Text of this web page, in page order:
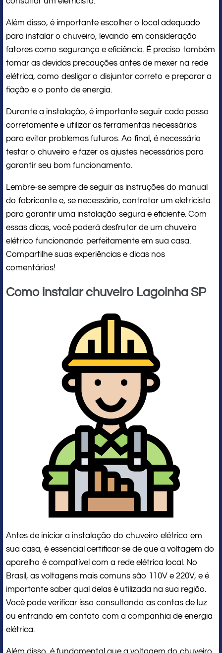
Além disso, é importante escolher o local adequado
para instalar o chuveiro, levando em consideração
fatores como segurança e eficiência. É preciso também
tomar as devidas precauções antes de mexer na rede
elétrica, como desligar o disjuntor correto e preparar a
fiação e o ponto de energia.
Durante a instalação, é importante seguir cada passo
corretamente e utilizar as ferramentas necessárias
para evitar problemas futuros. Ao final, é necessário
testar o chuveiro e fazer os ajustes necessários para
garantir seu bom funcionamento.
Lembre-se sempre de seguir as instruções do manual
do fabricante e, se necessário, contratar um eletricista
para garantir uma instalação segura e eficiente. Com
essas dicas, você poderá desfrutar de um chuveiro
elétrico funcionando perfeitamente em sua casa.
Compartilhe suas experiências e dicas nos
comentários!
Como instalar chuveiro Lagoinha SP
Antes de iniciar a instalação do chuveiro elétrico em
sua casa, é essencial certificar-se de que a voltagem do
aparelho é compatível com a rede elétrica local. No
Brasil, as voltagens mais comuns são 110V e 220V, e é
importante saber qual delas é utilizada na sua região.
Você pode verificar isso consultando as contas de luz
ou entrando em contato com a companhia de energia
elétrica.